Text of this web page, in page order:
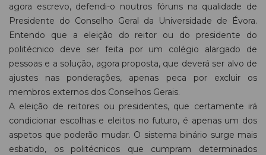
agora escrevo, defendi-o noutros fóruns na qualidade de
Presidente do Conselho Geral da Universidade de Évora.
Entendo que a eleição do reitor ou do presidente do
politécnico deve ser feita por um colégio alargado de
pessoas e a solução, agora proposta, que deverá ser alvo de
ajustes nas ponderações, apenas peca por excluir os
membros externos dos Conselhos Gerais.
A eleição de reitores ou presidentes, que certamente irá
condicionar escolhas e eleitos no futuro, é apenas um dos
aspetos que poderão mudar. O sistema binário surge mais
esbatido, os politécnicos que cumpram determinados